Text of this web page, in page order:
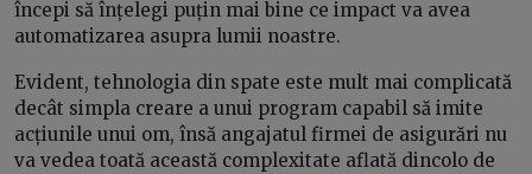
începi să înțelegi puțin mai bine ce impact va avea
automatizarea asupra lumii noastre.
Evident, tehnologia din spate este mult mai complicată
decât simpla creare a unui program capabil să imite
acțiunile unui om, însă angajatul firmei de asigurări nu
va vedea toată această complexitate aflată dincolo de